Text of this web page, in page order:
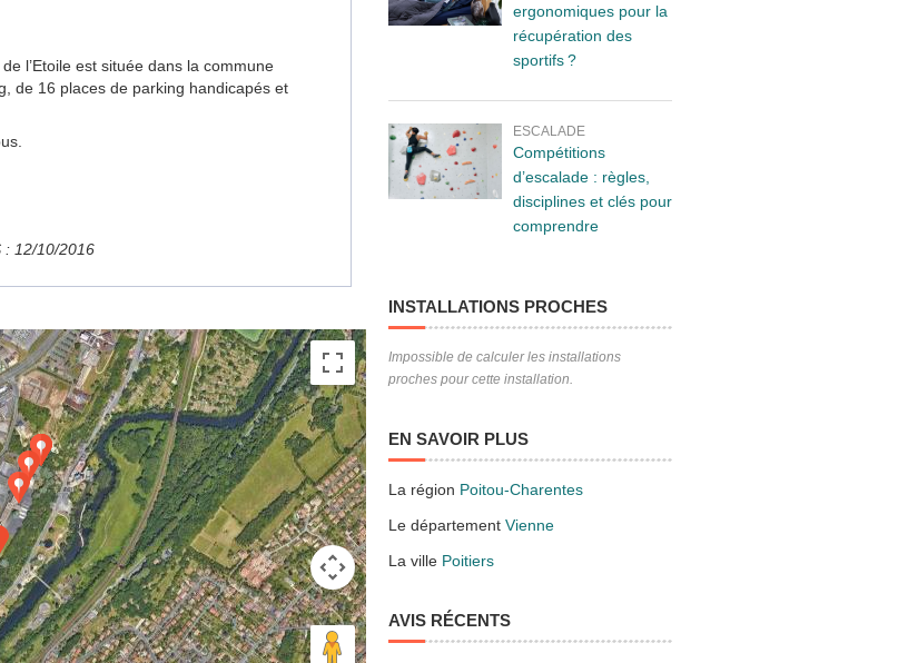
l’Etoile est située dans la commune
de 16 places de parking handicapés et
: 12/10/2016
ergonomiques pour la
récupération des
sportifs ?
ESCALADE
Compétitions
d’escalade : règles,
disciplines et clés pour
comprendre
INSTALLATIONS PROCHES
Impossible de calculer les installations
proches pour cette installation.
EN SAVOIR PLUS
La région Poitou-Charentes
Le département Vienne
La ville Poitiers
AVIS RÉCENTS